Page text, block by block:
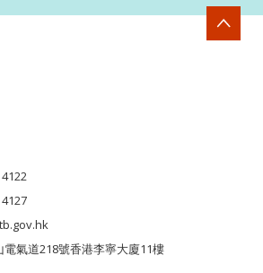
電氣道218號香港李寧大廈11樓